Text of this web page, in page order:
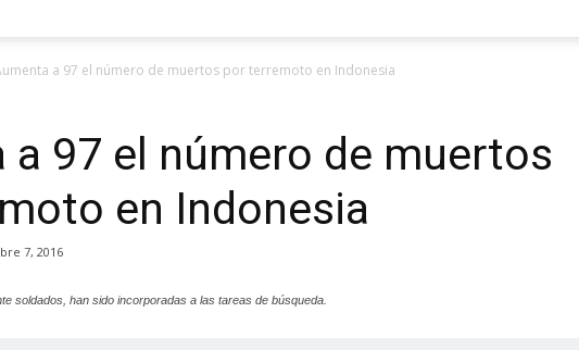
a 97 el número de muertos por terremoto en Indonesia
a 97 el número de muertos
en Indonesia
7, 2016
soldados, han sido incorporadas a las tareas de búsqueda.